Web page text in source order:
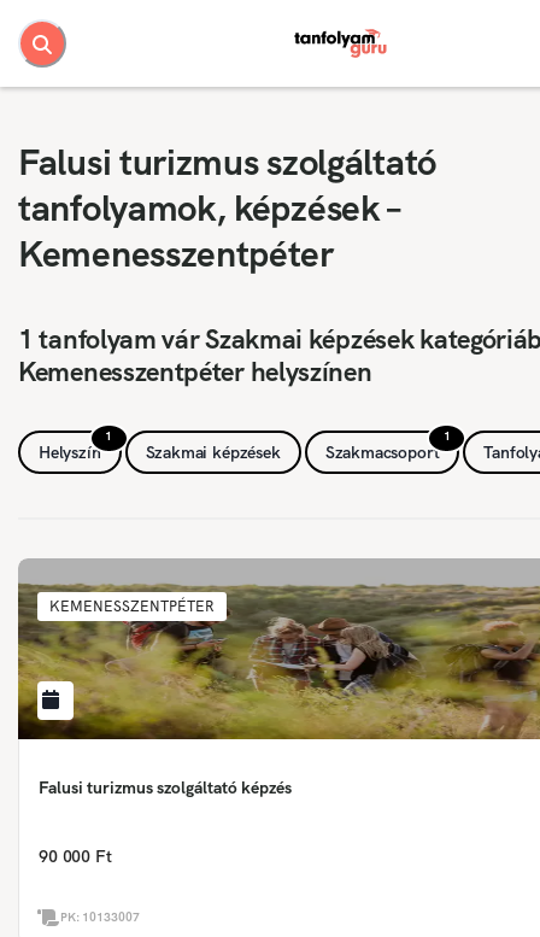
Falusi turizmus szolgáltató
tanfolyamok, képzések –
Kemenesszentpéter
1 tanfolyam vár Szakmai képzések
Kemenesszentpéter helyszínen
1
Helyszín Szakmai képzések
1
Szakmacsoport
KEMENESSZENTPÉTER
Falusi turizmus szolgáltató képzés
90 000 Ft
PK: 10133007